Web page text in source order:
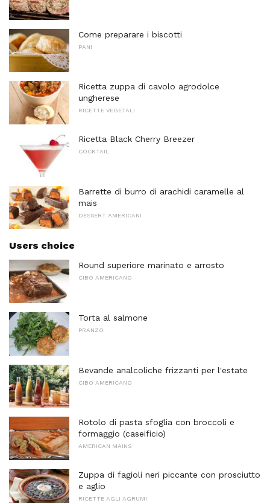
Come preparare i biscotti
PANI
Ricetta zuppa di cavolo agrodolce
ungherese
RICETTE VEGETALI
Ricetta Black Cherry Breezer
COCKTAIL
Barrette di burro di arachidi caramelle al
mais
DESSERT AMERICANI
Users choice
Round superiore marinato e arrosto
CIBO AMERICANO
Torta al salmone
PRANZO
Bevande analcoliche frizzanti per l'estate
CIBO AMERICANO
Rotolo di pasta sfoglia con broccoli e
formaggio (caseificio)
AMERICAN MAINS
Zuppa di fagioli neri piccante con prosciutto
e aglio
RICETTE AGLI AGRUMI